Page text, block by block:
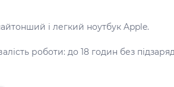
і легкий ноутбук Apple.
роботи: до 18 годин без